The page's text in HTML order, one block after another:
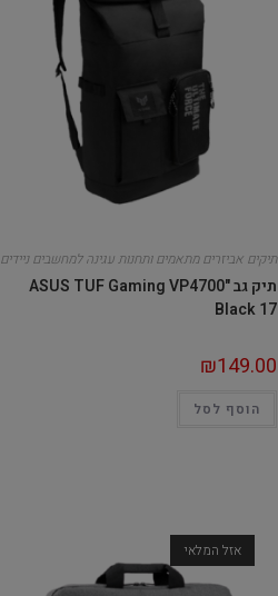
תיקים אביזרים מתאמים ותחנות עגינה למחשבים ניידים
תיק גב "ASUS TUF Gaming VP4700
Black 17
₪149.00
הוסף לסל
אזל המלאי